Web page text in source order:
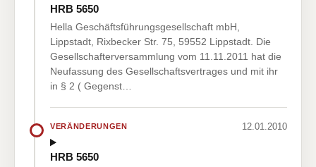
HRB 5650
Hella Geschäftsführungsgesellschaft mbH,
Lippstadt, Rixbecker Str. 75, 59552 Lippstadt. Die
Gesellschafterversammlung vom 11.11.2011 hat die
Neufassung des Gesellschaftsvertrages und mit ihr
in § 2 ( Gegenst…
VERÄNDERUNGEN 12.01.2010
HRB 5650